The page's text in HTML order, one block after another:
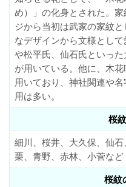
め）」の化身とされた。
ジから当初は武家の家紋
なデザインから文様とし
や松平氏、仙石氏といっ
が用いている。他に、木
用いており、神社関連や
用は多い。
桜
細川、桜井、大久保、仙
栗、青野、赤林、小菅など
桜紋